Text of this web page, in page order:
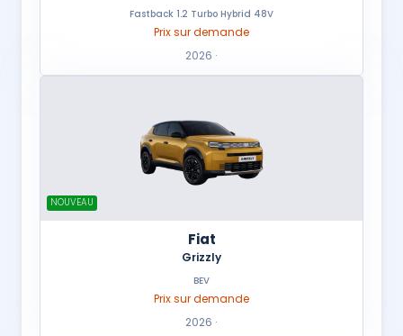
Fastback 1.2 Turbo Hybrid 48V
Prix sur demande
2026 ·
NOUVEAU
Fiat
Grizzly
BEV
Prix sur demande
2026 ·